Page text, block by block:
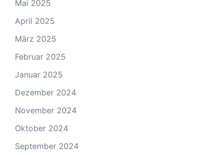
Mai 2025
April 2025
März 2025
Februar 2025
Januar 2025
Dezember 2024
November 2024
Oktober 2024
September 2024